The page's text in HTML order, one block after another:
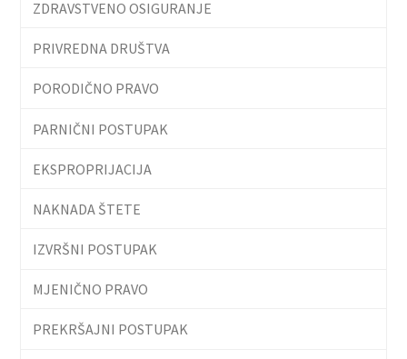
ZDRAVSTVENO OSIGURANJE
PRIVREDNA DRUŠTVA
PORODIČNO PRAVO
PARNIČNI POSTUPAK
EKSPROPRIJACIJA
NAKNADA ŠTETE
IZVRŠNI POSTUPAK
MJENIČNO PRAVO
PREKRŠAJNI POSTUPAK